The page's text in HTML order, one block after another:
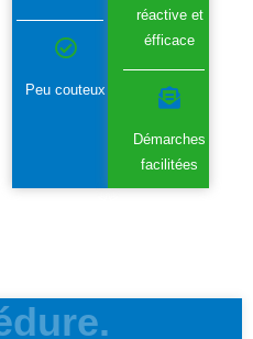
Peu couteux
réactive et
éfficace
Démarches
facilitées